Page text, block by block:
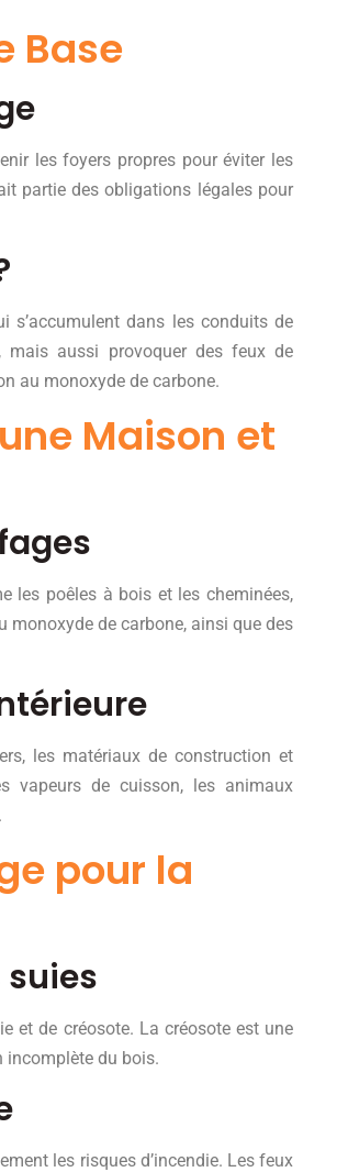
Base
les foyers propres pour éviter les
partie des obligations légales pour
s’accumulent dans les conduits de
mais aussi provoquer des feux de
au monoxyde de carbone.
Maison et
les poêles à bois et les cheminées,
monoxyde de carbone, ainsi que des
les matériaux de construction et
vapeurs de cuisson, les animaux
pour la
et de créosote. La créosote est une
du bois.
les risques d’incendie. Les feux